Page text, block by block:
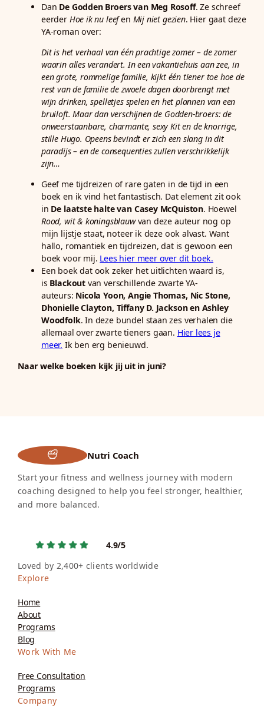
Dan De Godden Broers van Meg Rosoff. Ze schreef
eerder Hoe ik nu leefen Mij niet gezien. Hier gaat deze
YA-roman over:
Dit is het verhaal van één prachtige zomer – de zomer
waarin alles verandert. In een vakantiehuis aan zee, in
een grote, rommelige familie, kijkt één tiener toe hoe de
rest van de familie de zwoele dagen doorbrengt met
wijn drinken, spelletjes spelen en het plannen van een
bruiloft. Maar dan verschijnen de Godden-broers: de
onweerstaanbare, charmante, sexy Kit en de knorrige,
stille Hugo. Opeens bevindt er zich een slang in dit
paradijs – en de consequenties zullen verschrikkelijk
zijn…
Geef me tijdreizen of rare gaten in de tijd in een
boek en ik vind het fantastisch. Dat element zit ook
in De laatste halte van Casey McQuiston. Hoewel
Rood, wit & koningsblauwvan deze auteur nog op
mijn lijstje staat, noteer ik deze ook alvast. Want
hallo, romantiek en tijdreizen, dat is gewoon een
boek voor mij. Lees hier meer over dit boek.
Een boek dat ook zeker het uitlichten waard is,
is Blackout van verschillende zwarte YA-
auteurs: Nicola Yoon, Angie Thomas, Nic Stone,
Dhonielle Clayton, Tiffany D. Jackson en Ashley
Woodfolk. In deze bundel staan zes verhalen die
allemaal over zwarte tieners gaan. Hier lees je
meer. Ik ben erg benieuwd.
Naar welke boeken kijk jij uit in juni?
Nutri Coach
Start your fitness and wellness journey with modern
coaching designed to help you feel stronger, healthier,
and more balanced.
4.9/5
Loved by 2,400+ clients worldwide
Explore
Home
About
Programs
Blog
Work With Me
Free Consultation
Programs
Company